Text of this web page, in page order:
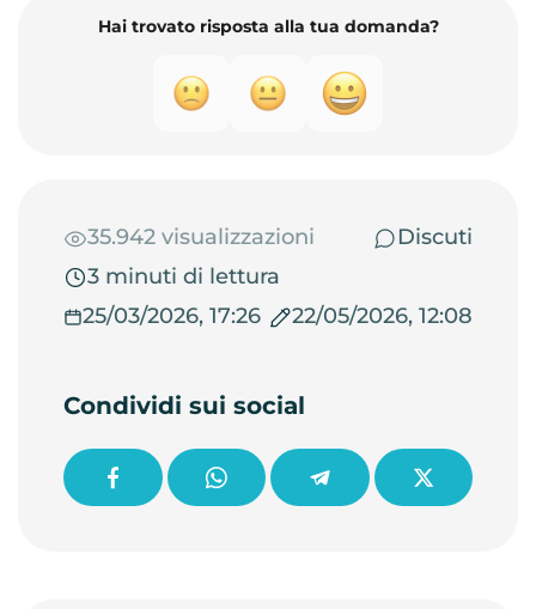
Hai trovato risposta alla tua domanda?
35.942 visualizzazioni
Discuti
3 minuti di lettura
25/03/2026, 17:26
22/05/2026, 12:08
Condividi sui social